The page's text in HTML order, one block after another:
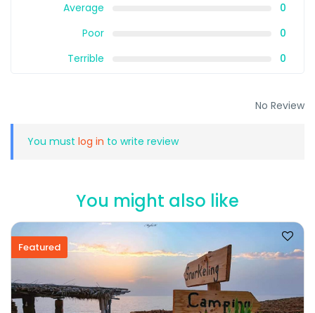
Average
0
Poor
0
Terrible
0
No Review
You must log in to write review
You might also like
Featured